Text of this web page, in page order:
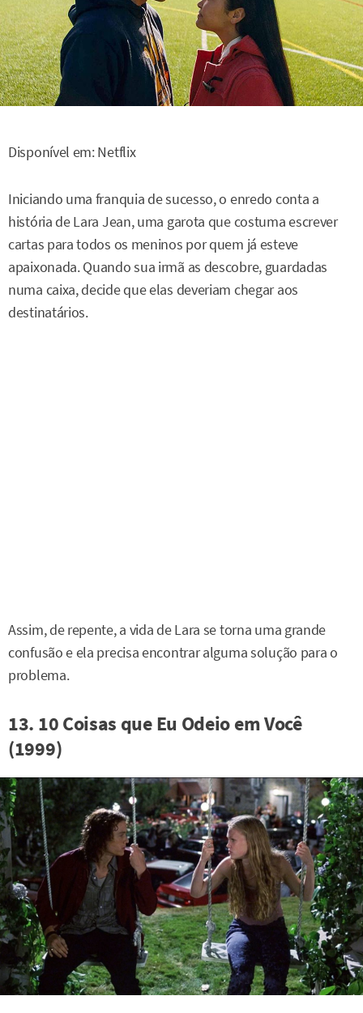
Disponível em: Netflix
Iniciando uma franquia de sucesso, o enredo conta a
história de Lara Jean, uma garota que costuma escrever
cartas para todos os meninos por quem já esteve
apaixonada. Quando sua irmã as descobre, guardadas
numa caixa, decide que elas deveriam chegar aos
destinatários.
Assim, de repente, a vida de Lara se torna uma grande
confusão e ela precisa encontrar alguma solução para o
problema.
13. 10 Coisas que Eu Odeio em Você
(1999)